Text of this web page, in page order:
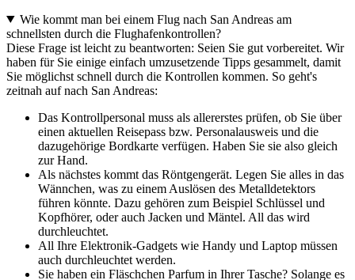
Wie kommt man bei einem Flug nach San Andreas am
schnellsten durch die Flughafenkontrollen?
Diese Frage ist leicht zu beantworten: Seien Sie gut vorbereitet. Wir
haben für Sie einige einfach umzusetzende Tipps gesammelt, damit
Sie möglichst schnell durch die Kontrollen kommen. So geht's
zeitnah auf nach San Andreas:
Das Kontrollpersonal muss als allererstes prüfen, ob Sie über
einen aktuellen Reisepass bzw. Personalausweis und die
dazugehörige Bordkarte verfügen. Haben Sie sie also gleich
zur Hand.
Als nächstes kommt das Röntgengerät. Legen Sie alles in das
Wännchen, was zu einem Auslösen des Metalldetektors
führen könnte. Dazu gehören zum Beispiel Schlüssel und
Kopfhörer, oder auch Jacken und Mäntel. All das wird
durchleuchtet.
All Ihre Elektronik-Gadgets wie Handy und Laptop müssen
auch durchleuchtet werden.
Sie haben ein Fläschchen Parfum in Ihrer Tasche? Solange es